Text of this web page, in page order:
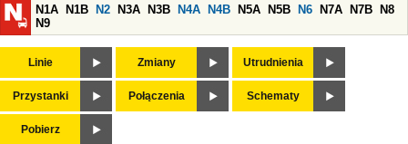
N1A
N1B N2 N3A N3B N4A N4B N5A N5B N6 N7A N7B
N8
N9
Linie Zmiany Utrudnienia
Przystanki Połączenia Schematy
Pobierz